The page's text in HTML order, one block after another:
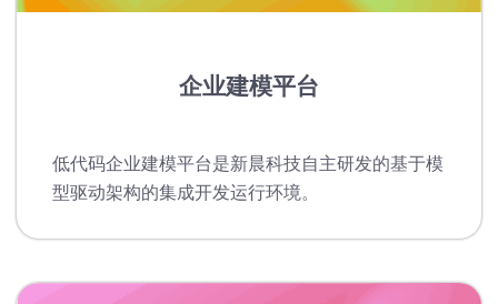
企业建模平台
低代码企业建模平台是新晨科技自主研发的基于模
型驱动架构的集成开发运行环境。